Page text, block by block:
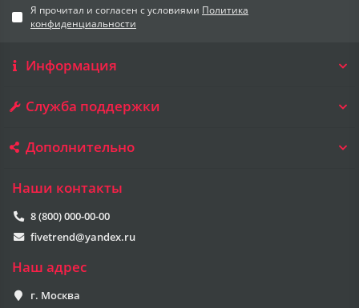
Я прочитал и согласен с условиями Политика
конфиденциальности
Информация
Служба поддержки
Дополнительно
Наши контакты
8 (800) 000-00-00
fivetrend@yandex.ru
Наш адрес
г. Москва